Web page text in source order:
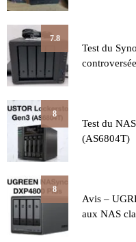
7.8
Test du
controversée
8
Test du
(AS6804T)
8
Avis –
aux NAS